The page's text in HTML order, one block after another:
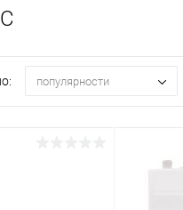
популярности